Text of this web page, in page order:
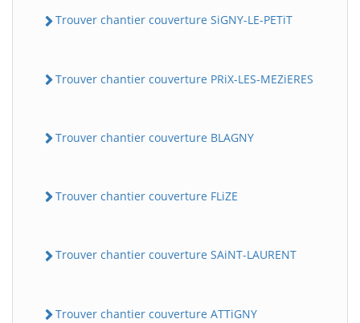
Trouver chantier couverture SiGNY-LE-PETiT
Trouver chantier couverture PRiX-LES-MEZiERES
Trouver chantier couverture BLAGNY
Trouver chantier couverture FLiZE
Trouver chantier couverture SAiNT-LAURENT
Trouver chantier couverture ATTiGNY